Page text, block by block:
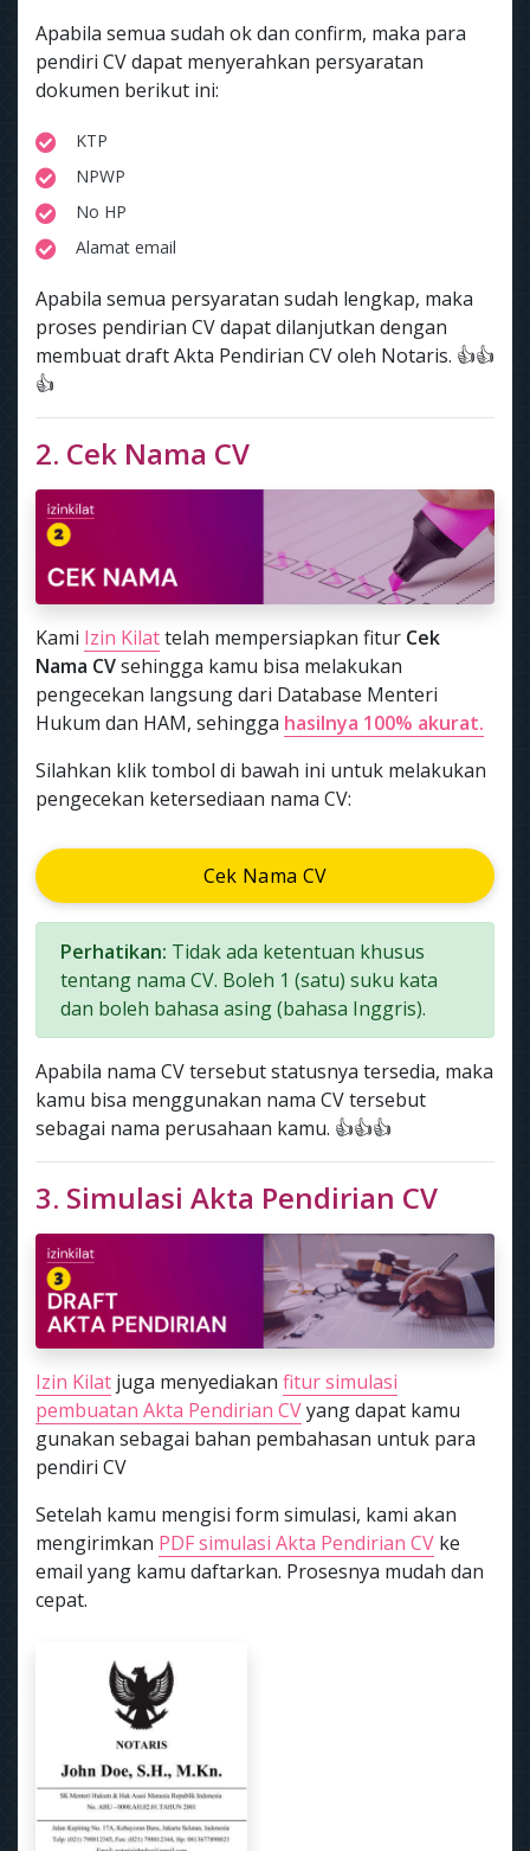
Apabila semua sudah ok dan confirm, maka para
pendiri CV dapat menyerahkan persyaratan
dokumen berikut ini:
KTP
NPWP
No HP
Alamat email
Apabila semua persyaratan sudah lengkap, maka
proses pendirian CV dapat dilanjutkan dengan
membuat draft Akta Pendirian CV oleh Notaris. 👍👍
👍
2. Cek Nama CV
Kami Izin Kilattelah mempersiapkan fitur Cek
Nama CVsehingga kamu bisa melakukan
pengecekan langsung dari Database Menteri
Hukum dan HAM, sehingga hasilnya 100% akurat.
Silahkan klik tombol di bawah ini untuk melakukan
pengecekan ketersediaan nama CV:
Cek Nama CV
Perhatikan: Tidak ada ketentuan khusus
tentang nama CV. Boleh 1 (satu) suku kata
dan boleh bahasa asing (bahasa Inggris).
Apabila nama CV tersebut statusnya tersedia, maka
kamu bisa menggunakan nama CV tersebut
sebagai nama perusahaan kamu. 👍👍👍
3. Simulasi Akta Pendirian CV
Izin Kilat juga menyediakan fitur simulasi
pembuatan Akta Pendirian CVyang dapat kamu
gunakan sebagai bahan pembahasan untuk para
pendiri CV
Setelah kamu mengisi form simulasi, kami akan
mengirimkan PDF simulasi Akta Pendirian CV ke
email yang kamu daftarkan. Prosesnya mudah dan
cepat.